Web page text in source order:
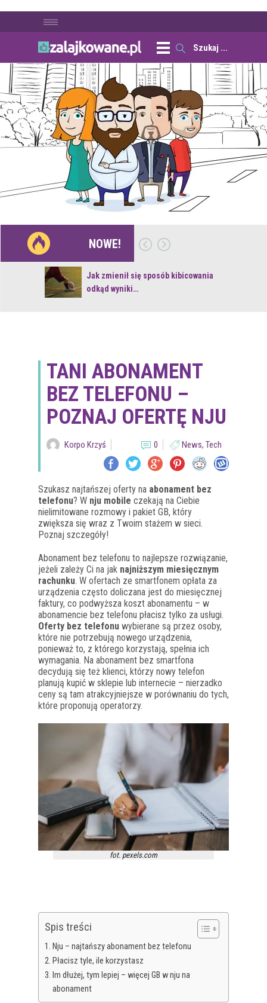
NOWE!
Jak zmienił się sposób kibicowania
odkąd wyniki…
TANI ABONAMENT
BEZ TELEFONU –
POZNAJ OFERTĘ NJU
Korpo Krzyś 0 News, Tech
Szukasz najtańszej oferty na abonament bez
telefonu? W nju mobile czekają na Ciebie
nielimitowane rozmowy i pakiet GB, który
zwiększa się wraz z Twoim stażem w sieci.
Poznaj szczegóły!
Abonament bez telefonu to najlepsze rozwiązanie,
jeżeli zależy Ci na jak najniższym miesięcznym
rachunku. W ofertach ze smartfonem opłata za
urządzenia często doliczana jest do miesięcznej
faktury, co podwyższa koszt abonamentu – w
abonamencie bez telefonu płacisz tylko za usługi.
Oferty bez telefonu wybierane są przez osoby,
które nie potrzebują nowego urządzenia,
ponieważ to, z którego korzystają, spełnia ich
wymagania. Na abonament bez smartfona
decydują się też klienci, którzy nowy telefon
planują kupić w sklepie lub internecie – nierzadko
ceny są tam atrakcyjniejsze w porównaniu do tych,
które proponują operatorzy.
fot. pexels.com
Spis treści
Nju – najtańszy abonament bez telefonu
Płacisz tyle, ile korzystasz
Im dłużej, tym lepiej – więcej GB w nju na
abonament